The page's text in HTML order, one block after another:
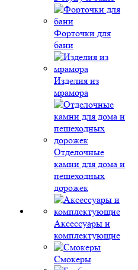
Форточки для
бани
Изделия из
мрамора
Отделочные
камни для дома и
пешеходных
дорожек
Аксессуары и
комплектующие
Смокеры